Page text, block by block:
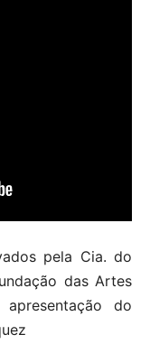
pela Cia. do
das Artes
do